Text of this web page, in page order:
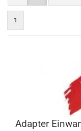
1
Adapter